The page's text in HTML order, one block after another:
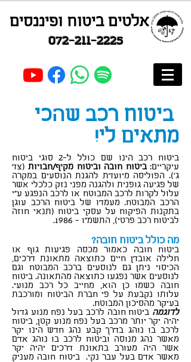
אלטים ביטוח ופיננסים
ביטוח רכב שהכי
מתאים לי!
ביטוח רכב הינו שם כולל ל-2 סוגי ביטוח
עיקריים:ביטוח חובה וביטוח מקיף/חבויות (צד
ג'). הפוליסה מיועדת להגנת הנוסעים במקרה
של פגיעה גופנית ולהגנה מפני נזק כלכלי אשר
עלול לקרות לרכב המבוטח או לרכב הנפגע ע"י
הרכב המבוטח. מעמדו של ביטוח הרכב עוגן
בתקנות הפיקוח על עסקי ביטוח (תנאי חוזה
לביטוח רכב פרטי), התשמ"ו - 1986.
מה כולל ביטוח חובה?
ביטוח חובה כאמור מכסה פגיעות גוף או
חלילה אובדן חיים כתוצאה מתאונת דרכים,
הכיסוי ניתן גם לנוסעים ברכב המבוטח וגם
לנוסעים אשר נפגעו כתוצאה מהתאונה. ביטוח
חובה כשמו כן הוא, מחייב כל רכב מנועי.
עלותו נקבעת על פי חברת הביטוח ומורכבת
בעיקר מהסיכון המבוטח.
לדוגמה ביטוח חובה לרכב בעל נפח מנוע גדול
יהיה יקר יותר מרכב בעל נפח מנוע קטן, ביטוח
לרכב בו נוהג בדרך קבע נהג חדש הינו יקר
מאשר נהג מנוסה וביטוח לרכב בו נוהג אדם
אשר היה מעורב בתאונת דרכים יהיה יקר
מאשר אדם בעל עבר נקי. ביטוח חובה מעניק